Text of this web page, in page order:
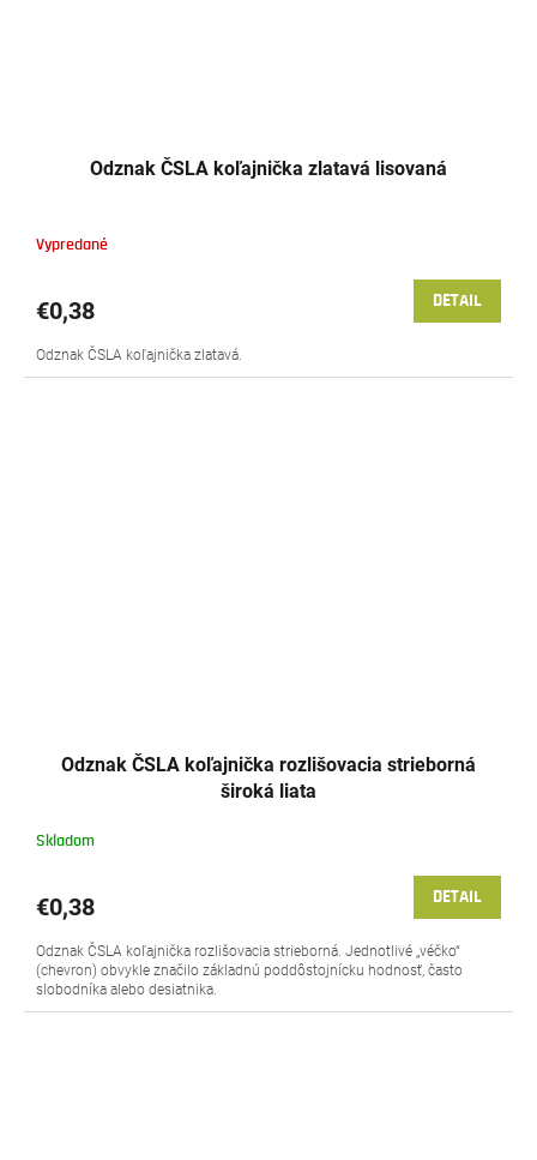
Odznak ČSLA koľajnička zlatavá lisovaná
Vypredané
€0,38 DETAIL
Odznak ČSLA koľajnička zlatavá.
Odznak ČSLA koľajnička rozlišovacia strieborná
široká liata
Skladom
€0,38 DETAIL
Odznak ČSLA koľajnička rozlišovacia strieborná. Jednotlivé „véčko“
(chevron) obvykle značilo základnú poddôstojnícku hodnosť, často
slobodníka alebo desiatnika.